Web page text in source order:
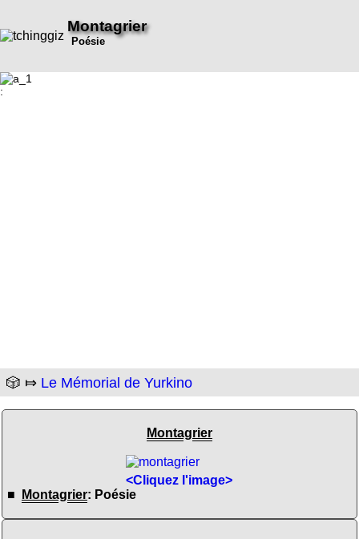
Montagrier
Poésie
:
🎲 ⤇ Le Mémorial de Yurkino
Montagrier
<Cliquez l'image>
■
Montagrier: Poésie